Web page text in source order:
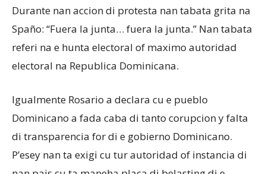
Durante nan accion di protesta nan tabata grita na
Spaño: “Fuera la junta… fuera la junta.” Nan tabata
referi na e hunta electoral of maximo autoridad
electoral na Republica Dominicana.
Igualmente Rosario a declara cu e pueblo
Dominicano a fada caba di tanto corupcion y falta
di transparencia for di e gobierno Dominicano.
P’esey nan ta exigi cu tur autoridad of instancia di